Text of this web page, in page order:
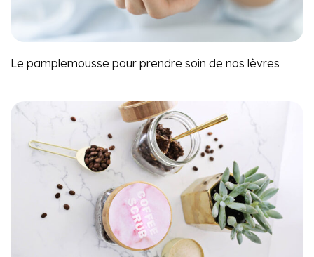
Le pamplemousse pour prendre soin de nos lèvres